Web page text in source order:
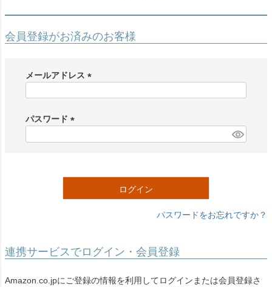
会員登録がお済みのお客様
メールアドレス
)
パスワード
ログイン
パスワードをお忘れですか？
連携サービスでログイン・会員登録
Amazon.co.jpにご登録の情報を利用してログインまたは会員登録さ